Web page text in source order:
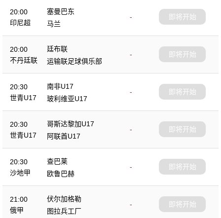
20:00
印尼超
塞曼巴东
-
马兰
即将开始
20:00
不丹廷联
廷布联
-
运输联足球俱乐部
即将开始
20:30
世青U17
南非U17
-
玻利维亚U17
即将开始
20:30
世青U17
哥斯达黎加U17
-
阿联酋U17
即将开始
20:30
沙地甲
查巴莱
-
欧鲁巴赫
即将开始
21:00
俄甲
伏尔加格勒
-
图拉兵工厂
即将开始